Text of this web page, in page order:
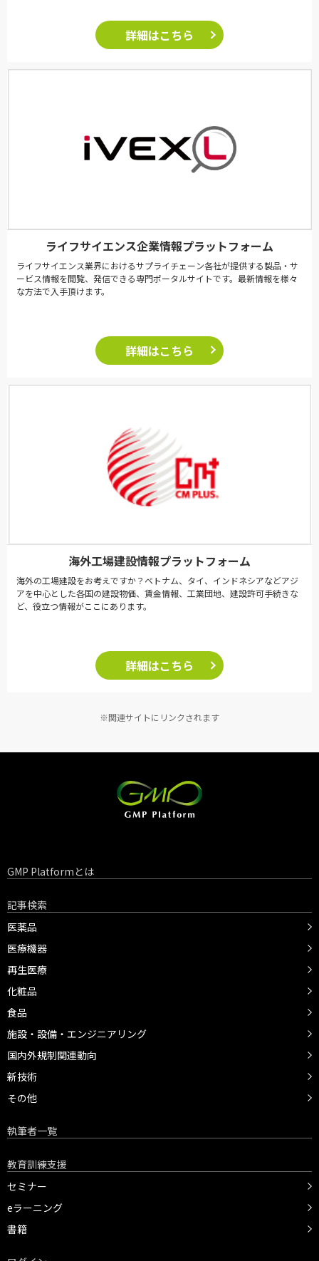
詳細はこちら
ライフサイエンス企業情報プラットフォーム
ライフサイエンス業界におけるサプライチェーン各社が提供する製品・サ
ービス情報を閲覧、発信できる専門ポータルサイトです。最新情報を様々
な方法で入手頂けます。
詳細はこちら
海外工場建設情報プラットフォーム
海外の工場建設をお考えですか？ベトナム、タイ、インドネシアなどアジ
アを中心とした各国の建設物価、賃金情報、工業団地、建設許可手続きな
ど、役立つ情報がここにあります。
詳細はこちら
※関連サイトにリンクされます
GMP Platformとは
記事検索
医薬品
医療機器
再生医療
化粧品
食品
施設・設備・エンジニアリング
国内外規制関連動向
新技術
その他
執筆者一覧
教育訓練支援
セミナー
eラーニング
書籍